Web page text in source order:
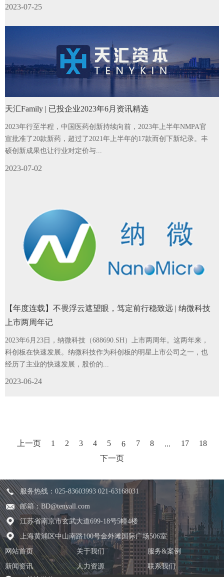
2023-07-25
天汇Family | 已投企业2023年6月资讯精选
2023年行至半程，中国医药创新持续向前，2023年上半年NMPA官
宣批准了20款新药，超过了2021年上半年的17款而创下新纪录。丰
硕创新成果也让行业对定价与...
2023-07-02
【年度连载】不畏浮云遮望眼，笃定前行稳致远 | 纳微科技
上市两周年记
2023年6月23日，纳微科技（688690.SH）上市两周年。这两年来，
科创板在快速发展。纳微科技作为科创板的明星上市公司之一，也
经历了主业的快速发展，股价的...
2023-06-24
上一页 1 2 3 4 5 6 7 8 ... 17
18
下一页
服务热线：025-83603993 021-63168031
邮箱：BD@tenyall.com
江苏省南京市玄武大道699-18号5幢4楼
上海黄浦区中山南路100号金外滩国际广场506室
网站首页
关于我们
服务&案例
新闻资讯
人力资源
联系我们